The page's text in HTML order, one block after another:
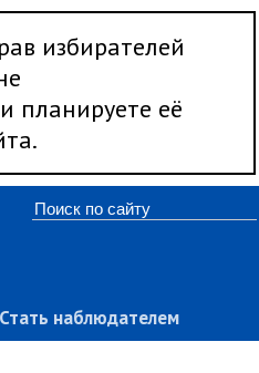
избирателей
планируете её
Стать наблюдателем